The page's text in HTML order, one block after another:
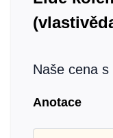
Naše cena s
Anotace